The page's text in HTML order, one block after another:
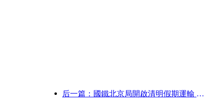
后一篇：國鐵北京局開啟清明假期運輸 預計發送旅客737萬人次